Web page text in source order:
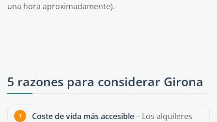
una hora aproximadamente).
5 razones para considerar Girona
Coste de vida más accesible– Los alquileres